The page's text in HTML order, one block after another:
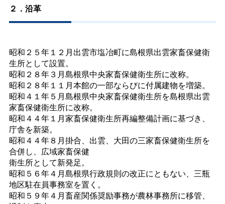
２．沿革
昭和２５年１２月出雲市塩冶町に島根県出雲家畜保健衛
生所として設置。
昭和２８年３月島根県中央家畜保健衛生所に改称。
昭和２８年１１月本館の一部ならびに付属建物を増築。
昭和４１年５月島根県中央家畜保健衛生所を島根県出雲
家畜保健衛生所に改称。
昭和４４年１月家畜保健衛生所再編整備計画に基づき、
庁舎を新築。
昭和４４年８月掛合、出雲、大田の三家畜保健衛生所を
合併し、広域家畜保健
衛生所として新発足。
昭和５６年４月島根県行政規則の改正にともない、三瓶
地区駐在員事務室を置く。
昭和５９年４月畜産関係奨励事務が農林事務所に移管、